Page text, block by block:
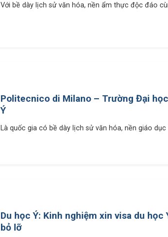
Với bề dày lịch sử văn hóa, nền ẩm thực độc đáo
Politecnico di Milano – Trường Đại
Ý
Là quốc gia có bề dày lịch sử văn hóa, nền giáo dục
Du học Ý: Kinh nghiệm xin visa du học
bỏ lỡ